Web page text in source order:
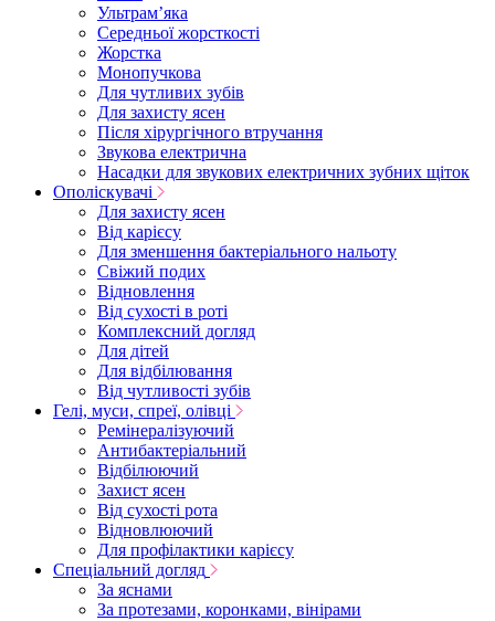
Ультрамʼяка
Середньої жорсткості
Жорстка
Монопучкова
Для чутливих зубів
Для захисту ясен
Після хірургічного втручання
Звукова електрична
Насадки для звукових електричних зубних щіток
Ополіскувачі
Для захисту ясен
Від карієсу
Для зменшення бактеріального нальоту
Свіжий подих
Відновлення
Від сухості в роті
Комплексний догляд
Для дітей
Для відбілювання
Від чутливості зубів
Гелі, муси, спреї, олівці
Ремінералізуючий
Антибактеріальний
Відбілюючий
Захист ясен
Від сухості рота
Відновлюючий
Для профілактики карієсу
Спеціальний догляд
За яснами
За протезами, коронками, вінірами